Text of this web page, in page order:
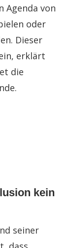
Agenda von
oder
Dieser
erklärt
die
kein
seiner